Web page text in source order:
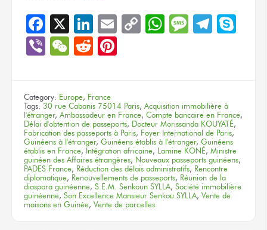
Facebook
X LinkedIn
EmailCopyWhatsApp
Message
ViberWeChat
Reddit
Category: Europe, France
Tags: 30 rue Cabanis 75014 Paris, Acquisition immobilière à
l'étranger, Ambassadeur en France, Compte bancaire en France,
Délai d'obtention de passeports, Docteur Morissanda KOUYATÉ,
Fabrication des passeports à Paris, Foyer International de Paris,
Guinéens à l'étranger, Guinéens établis à l'étranger, Guinéens
établis en France, Intégration africaine, Lamine KONÉ, Ministre
guinéen des Affaires étrangères, Nouveaux passeports guinéens,
PADES France, Réduction des délais administratifs, Rencontre
diplomatique, Renouvellements de passeports, Réunion de la
diaspora guinéenne, S.E.M. Senkoun SYLLA, Société immobilière
guinéenne, Son Excellence Monsieur Senkou SYLLA, Vente de
maisons en Guinée, Vente de parcelles